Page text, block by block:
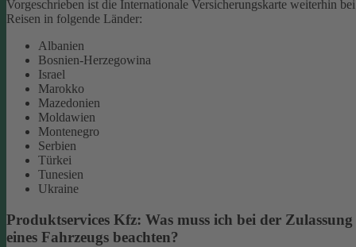
Vorgeschrieben ist die Internationale Versicherungskarte weiterhin bei
Reisen in folgende Länder:
Albanien
Bosnien-Herzegowina
Israel
Marokko
Mazedonien
Moldawien
Montenegro
Serbien
Türkei
Tunesien
Ukraine
Produktservices Kfz: Was muss ich bei der Zulassung
eines Fahrzeugs beachten?